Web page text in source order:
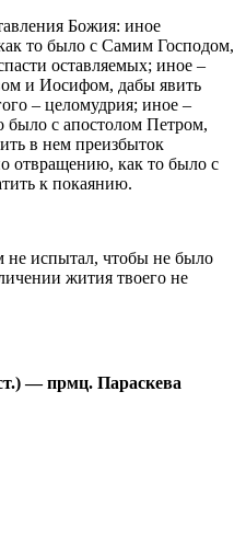
Божия: иное
то было с Самим Господом,
оставляемых; иное –
и Иосифом, дабы явить
– целомудрия; иное –
было с апостолом Петром,
в нем преизбыток
отвращению, как то было с
к покаянию.
не испытал, чтобы не было
жития твоего не
— прмц. Параскева